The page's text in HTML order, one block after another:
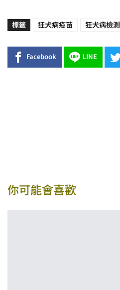
標籤 狂犬病疫苗 狂犬病檢測
Facebook LINE
你可能會喜歡